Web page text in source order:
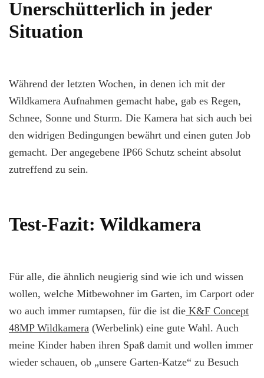
Unerschütterlich in jeder
Situation
Während der letzten Wochen, in denen ich mit der
Wildkamera Aufnahmen gemacht habe, gab es Regen,
Schnee, Sonne und Sturm. Die Kamera hat sich auch bei
den widrigen Bedingungen bewährt und einen guten Job
gemacht. Der angegebene IP66 Schutz scheint absolut
zutreffend zu sein.
Test-Fazit: Wildkamera
Für alle, die ähnlich neugierig sind wie ich und wissen
wollen, welche Mitbewohner im Garten, im Carport oder
wo auch immer rumtapsen, für die ist die K&F Concept
48MP Wildkamera (Werbelink) eine gute Wahl. Auch
meine Kinder haben ihren Spaß damit und wollen immer
wieder schauen, ob „unsere Garten-Katze“ zu Besuch